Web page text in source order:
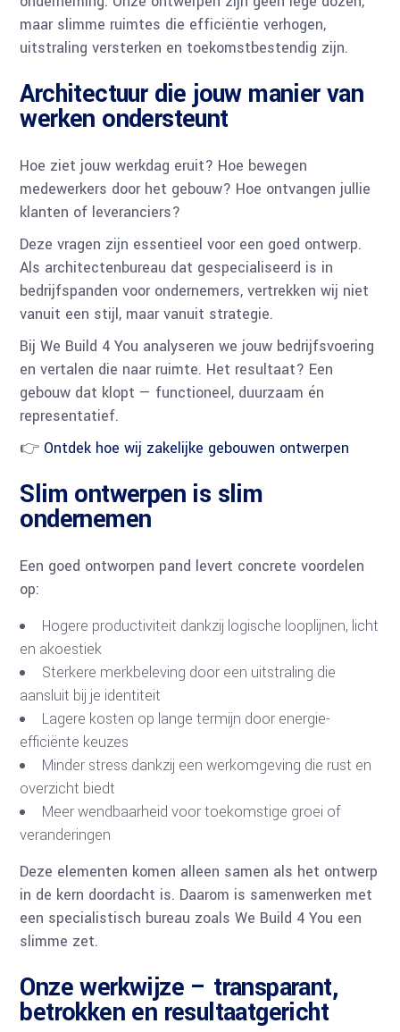
maar slimme ruimtes die efficiëntie verhogen,
uitstraling versterken en toekomstbestendig zijn.
Architectuur die jouw manier van
werken ondersteunt
Hoe ziet jouw werkdag eruit? Hoe bewegen
medewerkers door het gebouw? Hoe ontvangen jullie
klanten of leveranciers?
Deze vragen zijn essentieel voor een goed ontwerp.
Als architectenbureau dat gespecialiseerd is in
bedrijfspanden voor ondernemers, vertrekken wij niet
vanuit een stijl, maar vanuit strategie.
Bij We Build 4 You analyseren we jouw bedrijfsvoering
en vertalen die naar ruimte. Het resultaat? Een
gebouw dat klopt — functioneel, duurzaam én
representatief.
👉 Ontdek hoe wij zakelijke gebouwen ontwerpen
Slim ontwerpen is slim
ondernemen
Een goed ontworpen pand levert concrete voordelen
op:
Hogere productiviteit dankzij logische looplijnen, licht
en akoestiek
Sterkere merkbeleving door een uitstraling die
aansluit bij je identiteit
Lagere kosten op lange termijn door energie-
efficiënte keuzes
Minder stress dankzij een werkomgeving die rust en
overzicht biedt
Meer wendbaarheid voor toekomstige groei of
veranderingen
Deze elementen komen alleen samen als het ontwerp
in de kern doordacht is. Daarom is samenwerken met
een specialistisch bureau zoals We Build 4 You een
slimme zet.
Onze werkwijze – transparant,
betrokken en resultaatgericht